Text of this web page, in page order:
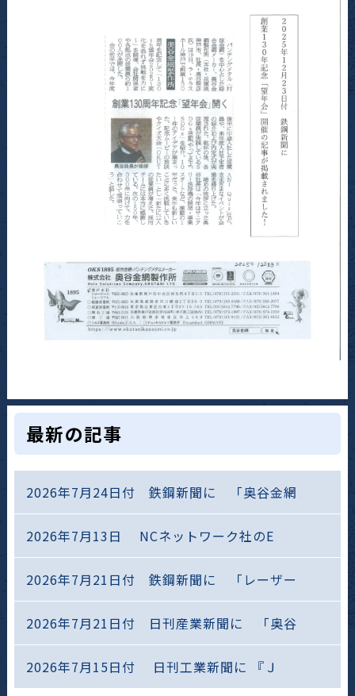
最新の記事
2026年7月24日付 鉄鋼新聞に 「奥谷金網
2026年7月13日 NCネットワーク社のE
2026年7月21日付 鉄鋼新聞に 「レーザー
2026年7月21日付 日刊産業新聞に 「奥谷
2026年7月15日付 日刊工業新聞に 『Ｊ